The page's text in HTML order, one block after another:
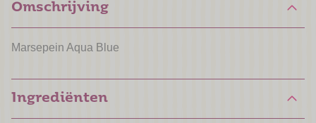
Omschrijving
Marsepein Aqua Blue
Ingrediënten